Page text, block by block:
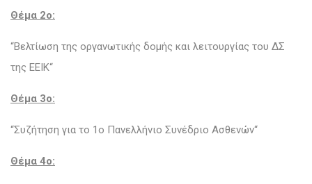
Θέμα 2ο:
“Βελτίωση της οργανωτικής δομής και λειτουργίας του ΔΣ
της ΕΕΙΚ“
Θέμα 3o:
“Συζήτηση για το 1ο Πανελλήνιο Συνέδριο Ασθενών“
Θέμα 4o: